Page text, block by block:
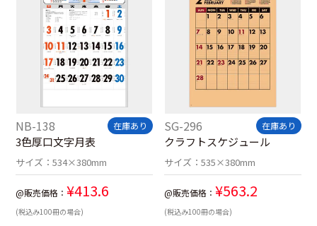
NB-138 在庫あり
3色厚口文字月表
サイズ：534×380mm
@販売価格： ¥413.6
(税込み100冊の場合)
SG-296 在庫あり
クラフトスケジュール
サイズ： 535×380mm
@販売価格： ¥563.2
(税込み100冊の場合)